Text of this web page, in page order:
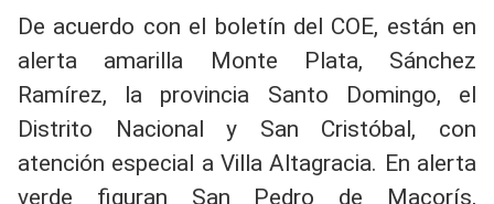
De acuerdo con el boletín del COE, están en
alerta amarilla Monte Plata, Sánchez
Ramírez, la provincia Santo Domingo, el
Distrito Nacional y San Cristóbal, con
atención especial a Villa Altagracia. En alerta
verde figuran San Pedro de Macorís,